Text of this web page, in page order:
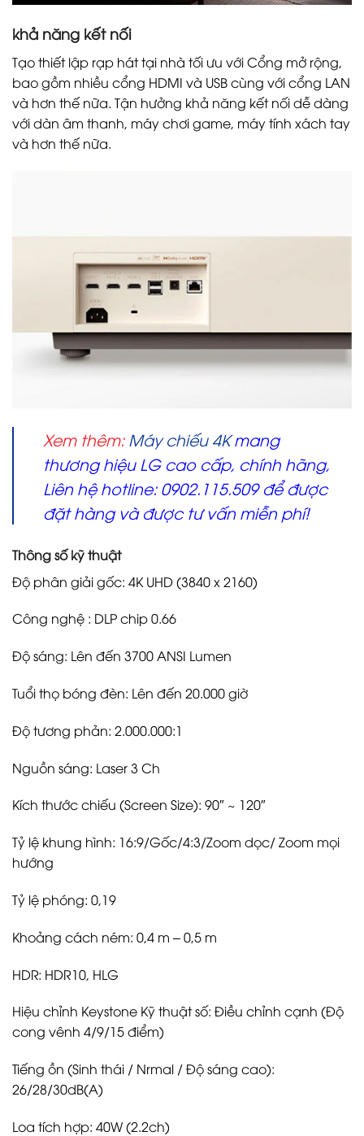
khả năng kết nối
Tạo thiết lập rạp hát tại nhà tối ưu với Cổng mở rộng,
bao gồm nhiều cổng HDMI và USB cùng với cổng LAN
và hơn thế nữa. Tận hưởng khả năng kết nối dễ dàng
với dàn âm thanh, máy chơi game, máy tính xách tay
và hơn thế nữa.
Xem thêm: Máy chiếu 4Kmang
thương hiệu LG cao cấp, chính hãng,
Liên hệ hotline: 0902.115.509 để được
đặt hàng và được tư vấn miễn phí!
Thông số kỹ thuật
Độ phân giải gốc: 4K UHD (3840 x 2160)
Công nghệ : DLP chip 0.66
Độ sáng: Lên đến 3700 ANSI Lumen
Tuổi thọ bóng đèn: Lên đến 20.000 giờ
Độ tương phản: 2.000.000:1
Nguồn sáng: Laser 3 Ch
Kích thước chiếu (Screen Size): 90″ ~ 120″
Tỷ lệ khung hình: 16:9/Gốc/4:3/Zoom dọc/ Zoom mọi
hướng
Tỷ lệ phóng: 0,19
Khoảng cách ném: 0,4 m – 0,5 m
HDR: HDR10, HLG
Hiệu chỉnh Keystone Kỹ thuật số: Điều chỉnh cạnh (Độ
cong vênh 4/9/15 điểm)
Tiếng ồn (Sinh thái / Nrmal / Độ sáng cao):
26/28/30dB(A)
Loa tích hợp: 40W (2.2ch)